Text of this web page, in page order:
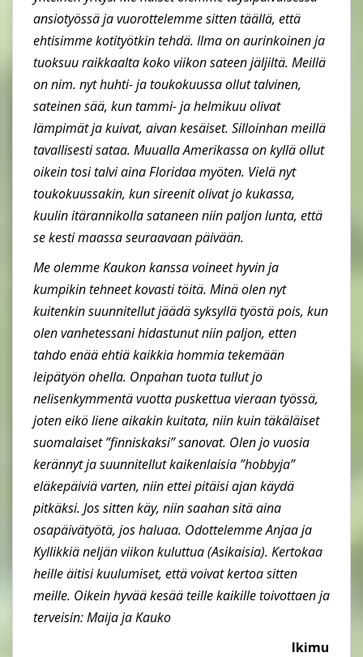
ansiotyössä ja vuorottelemme sitten täällä, että
ehtisimme kotityötkin tehdä. Ilma on aurinkoinen ja
tuoksuu raikkaalta koko viikon sateen jäljiltä. Meillä
on nim. nyt huhti- ja toukokuussa ollut talvinen,
sateinen sää, kun tammi- ja helmikuu olivat
lämpimät ja kuivat, aivan kesäiset. Silloinhan meillä
tavallisesti sataa. Muualla Amerikassa on kyllä ollut
oikein tosi talvi aina Floridaa myöten. Vielä nyt
toukokuussakin, kun sireenit olivat jo kukassa,
kuulin itärannikolla sataneen niin paljon lunta, että
se kesti maassa seuraavaan päivään.
Me olemme Kaukon kanssa voineet hyvin ja
kumpikin tehneet kovasti töitä. Minä olen nyt
kuitenkin suunnitellut jäädä syksyllä työstä pois, kun
olen vanhetessani hidastunut niin paljon, etten
tahdo enää ehtiä kaikkia hommia tekemään
leipätyön ohella. Onpahan tuota tullut jo
nelisenkymmentä vuotta puskettua vieraan työssä,
joten eikö liene aikakin kuitata, niin kuin täkäläiset
suomalaiset ”finniskaksi” sanovat. Olen jo vuosia
kerännyt ja suunnitellut kaikenlaisia ”hobbyja”
eläkepäiviä varten, niin ettei pitäisi ajan käydä
pitkäksi. Jos sitten käy, niin saahan sitä aina
osapäivätyötä, jos haluaa. Odottelemme Anjaa ja
Kyllikkiä neljän viikon kuluttua (Asikaisia). Kertokaa
heille äitisi kuulumiset, että voivat kertoa sitten
meille. Oikein hyvää kesää teille kaikille toivottaen ja
terveisin: Maija ja Kauko
Ikimu